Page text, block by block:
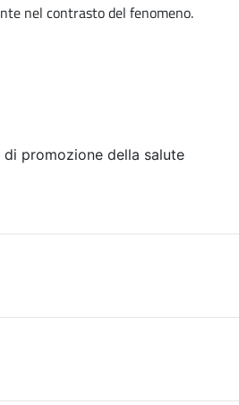
nel contrasto del fenomeno.
promozione della salute